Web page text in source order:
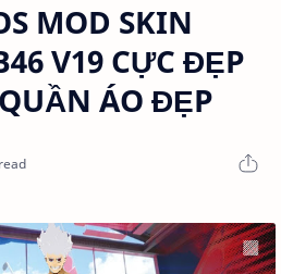
MOD SKIN
V19 CỰC ĐẸP
ÁO ĐẸP